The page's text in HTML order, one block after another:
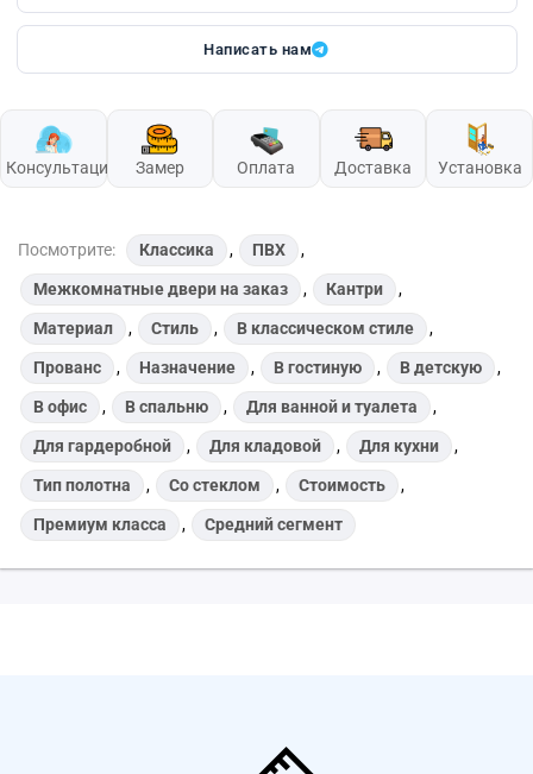
Написать нам
Консультация Замер Оплата Доставка Установка
Посмотрите: Классика , ПВХ ,
Межкомнатные двери на заказ , Кантри ,
Материал , Стиль , В классическом стиле ,
Прованс , Назначение , В гостиную , В детскую ,
В офис , В спальню , Для ванной и туалета ,
Для гардеробной , Для кладовой , Для кухни ,
Тип полотна , Со стеклом , Стоимость ,
Премиум класса , Средний сегмент